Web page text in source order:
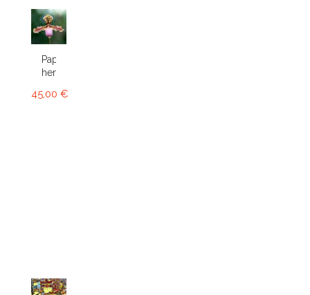
Paphiopedilum
henryanum
45,00 €